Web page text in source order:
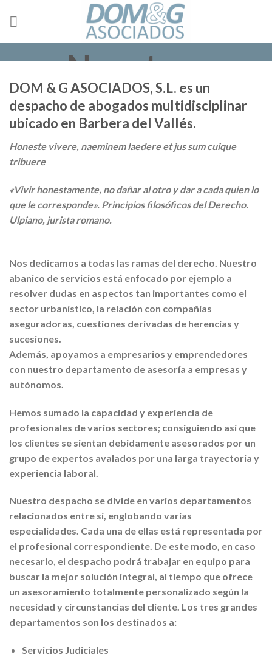
Nosotros
DOM & G ASOCIADOS, S.L. es un
despacho de abogados multidisciplinar
ubicado en Barbera del Vallés.
Honeste vivere, naeminem laedere et jus sum cuique
tribuere
«Vivir honestamente, no dañar al otro y dar a cada quien lo
que le corresponde». Principios filosóficos del Derecho.
Ulpiano, jurista romano.
Nos dedicamos a todas las ramas del derecho. Nuestro
abanico de servicios está enfocado por ejemplo a
resolver dudas en aspectos tan importantes como el
sector urbanístico, la relación con compañías
aseguradoras, cuestiones derivadas de herencias y
sucesiones.
Además, apoyamos a empresarios y emprendedores
con nuestro departamento de asesoría a empresas y
autónomos.
Hemos sumado la capacidad y experiencia de
profesionales de varios sectores; consiguiendo así que
los clientes se sientan debidamente asesorados por un
grupo de expertos avalados por una larga trayectoria y
experiencia laboral.
Nuestro despacho se divide en varios departamentos
relacionados entre sí, englobando varias
especialidades. Cada una de ellas está representada por
el profesional correspondiente. De este modo, en caso
necesario, el despacho podrá trabajar en equipo para
buscar la mejor solución integral, al tiempo que ofrece
un asesoramiento totalmente personalizado según la
necesidad y circunstancias del cliente. Los tres grandes
departamentos son los destinados a:
Servicios Judiciales